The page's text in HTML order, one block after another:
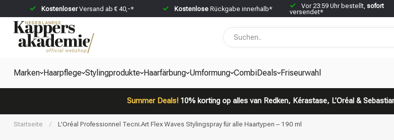
KostenloserVersand ab € 40,-* Kostenlose Rückgabe innerhalb* Vor 23:59 Uhr bestellt, sofort
versendet*
Marken Haarpflege Stylingprodukte Haarfärbung Umformung CombiDeals Friseurwahl
Summer Deals!10% korting op alles van Redken, Kérastase, L’Oréal &
Startseite / L’Oréal Professionnel Tecni.Art Flex Waves Stylingspray für alle Haartypen – 190 ml